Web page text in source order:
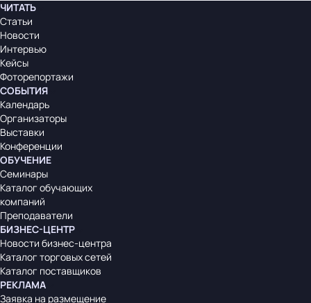
ЧИТАТЬ
Статьи
Новости
Интервью
Кейсы
Фоторепортажи
СОБЫТИЯ
Календарь
Организаторы
Выставки
Конференции
ОБУЧЕНИЕ
Семинары
Каталог обучающих
компаний
Преподаватели
БИЗНЕС-ЦЕНТР
Новости бизнес-центра
Каталог торговых сетей
Каталог поставщиков
РЕКЛАМА
Заявка на размещение